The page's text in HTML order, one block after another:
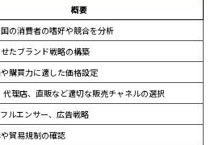
概要
の消費者の嗜好や競合を分析
たブランド戦略の構築
購買力に適した価格設定
代理店、直販など適切な販売チャネルの選択
ルエンサー、広告戦略
貿易規制の確認